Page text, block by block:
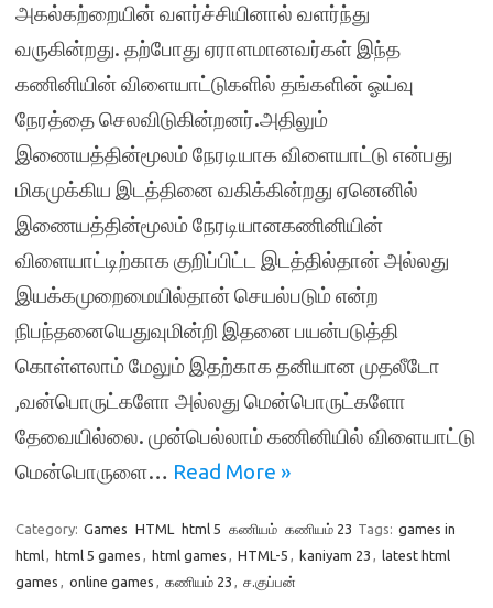
அகல்கற்றையின் வளர்ச்சியினால் வளர்ந்து
வருகின்றது. தற்போது ஏராளமானவர்கள் இந்த
கணினியின் விளையாட்டுகளில் தங்களின் ஓய்வு
நேரத்தை செலவிடுகின்றனர்.அதிலும்
இணையத்தின்மூலம் நேரடியாக விளையாட்டு என்பது
மிகமுக்கிய இடத்தினை வகிக்கின்றது ஏனெனில்
இணையத்தின்மூலம் நேரடியானகணினியின்
விளையாட்டிற்காக குறிப்பிட்ட இடத்தில்தான் அல்லது
இயக்கமுறைமையில்தான் செயல்படும் என்ற
நிபந்தனையெதுவுமின்றி இதனை பயன்படுத்தி
கொள்ளலாம் மேலும் இதற்காக தனியான முதலீடோ
,வன்பொருட்களோ அல்லது மென்பொருட்களோ
தேவையில்லை. முன்பெல்லாம் கணினியில் விளையாட்டு
மென்பொருளை… Read More »
Category: Games HTML html 5 கணியம் கணியம் 23 Tags: games in
html, html 5 games , html games , HTML-5 , kaniyam 23 , latest html
games , online games , கணியம் 23 , ச.குப்பன்